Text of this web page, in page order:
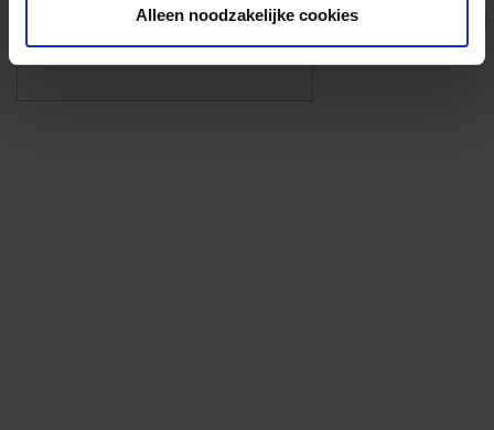
Alleen noodzakelijke cookies Eigen foto’s